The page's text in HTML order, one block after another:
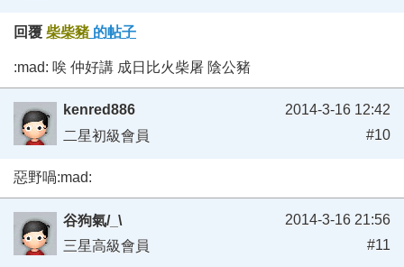
回覆 柴柴豬 的帖子
:mad: 唉 仲好講 成日比火柴屠 陰公豬
kenred886
二星初級會員
2014-3-16 12:42
#10
惡野喎:mad:
谷狗氣/_\
三星高級會員
2014-3-16 21:56
#11